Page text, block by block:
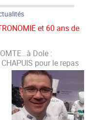
et 60 ans de
Dole :
pour le repas